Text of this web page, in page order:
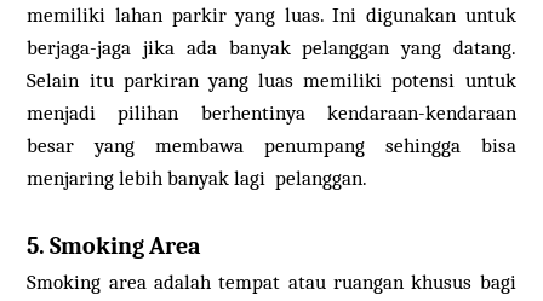
memiliki lahan parkir yang luas. Ini digunakan untuk
berjaga-jaga jika ada banyak pelanggan yang datang.
Selain itu parkiran yang luas memiliki potensi untuk
menjadi pilihan berhentinya kendaraan-kendaraan
besar yang membawa penumpang sehingga bisa
menjaring lebih banyak lagi pelanggan.
5. Smoking Area
Smoking area adalah tempat atau ruangan khusus bagi